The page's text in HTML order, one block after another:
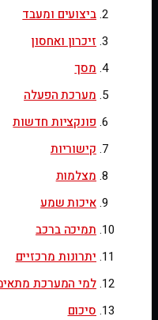
ביצועים ומעבד
זיכרון ואחסון
מסך
מערכת הפעלה
פונקציות חדשות
קישוריות
מצלמות
איכות שמע
תמיכה ברכב
יתרונות מרכזיים
למי המערכת
סיכום